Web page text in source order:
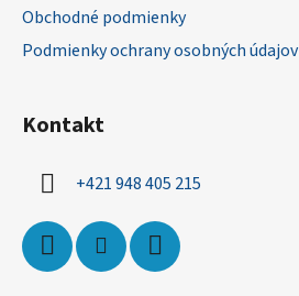
Obchodné podmienky
Podmienky ochrany osobných údajov
Kontakt
+421 948 405 215